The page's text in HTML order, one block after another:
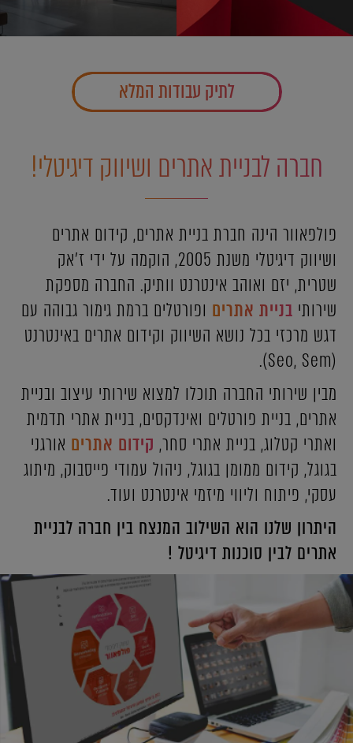
לתיק עבודות המלא
חברה לבניית אתרים ושיווק דיגיטלי!
פולפאוור הינה חברת בניית אתרים, קידום אתרים
ושיווק דיגיטלי משנת 2005, הוקמה על ידי ז'אק
שטרית, יזם ואוהב אינטרנט וותיק. החברה מספקת
שירותי בניית אתרים ופורטלים ברמת גימור גבוהה עם
דגש מרכזי בכל נושא השיווק וקידום אתרים באינטרנט
(Seo, Sem).
מבין שירותי החברה תוכלו למצוא שירותי עיצוב ובניית
אתרים, בניית פורטלים ואינדקסים, בניית אתרי תדמית
ואתרי קטלוג, בניית אתרי סחר, קידום אתרים אורגני
בגוגל, קידום ממומן בגוגל, ניהול עמודי פייסבוק, מיתוג
עסקי, פיתוח וליווי מיזמי אינטרנט ועוד.
היתרון שלנו הוא השילוב המנצח בין חברה לבניית
אתרים לבין סוכנות דיגיטל !